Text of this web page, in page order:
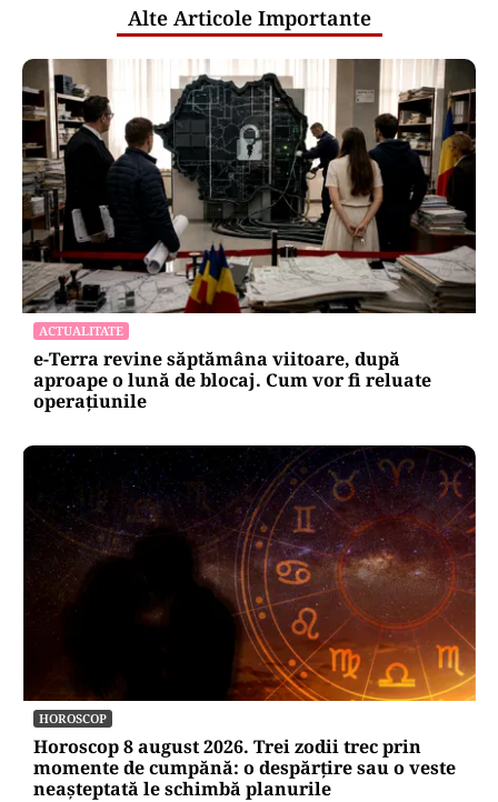
Alte Articole Importante
ACTUALITATE
e-Terra revine săptămâna viitoare, după
aproape o lună de blocaj. Cum vor fi reluate
operațiunile
HOROSCOP
Horoscop 8 august 2026. Trei zodii trec prin
momente de cumpănă: o despărțire sau o veste
neașteptată le schimbă planurile